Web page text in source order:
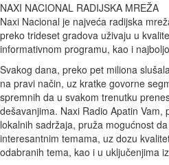
NAXI NACIONAL RADIJSKA MREŽA
Naxi Nacional je najveća radijska
preko trideset gradova uživaju u
informativnom programu, kao i
Svakog dana, preko pet miliona
na pravi način, uz kratke govorne
spremnih da u svakom trenutku
dešavanjima. Naxi Radio Apatin Vam,
lokalnih sadržaja, pruža mogućnost
interesantnim temama, uz dozu
odabranih tema, kao i u uključenjima